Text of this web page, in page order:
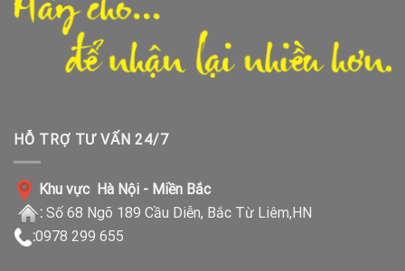
HỖ TRỢ TƯ VẤN 24/7
Khu vực Hà Nội - Miền Bắc
: Số 68 Ngõ 189 Cầu Diễn, Bắc Từ Liêm,HN
:0978 299 655